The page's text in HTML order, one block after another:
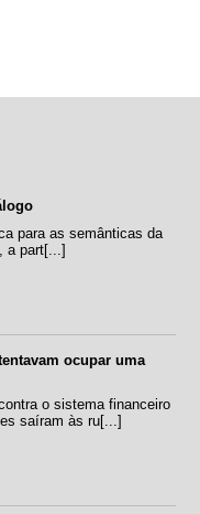
para as semânticas da
a part[...]
ocupar uma
o sistema financeiro
saíram às ru[...]